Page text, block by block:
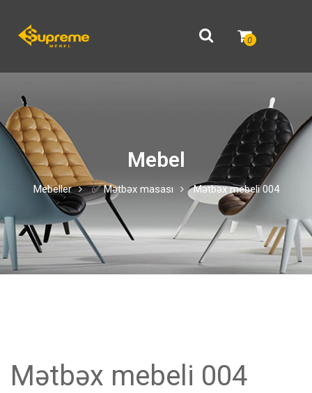
0
Mebel
Mebeller ✅ Mətbəx masası Mətbəx mebeli 004
Mətbəx mebeli 004